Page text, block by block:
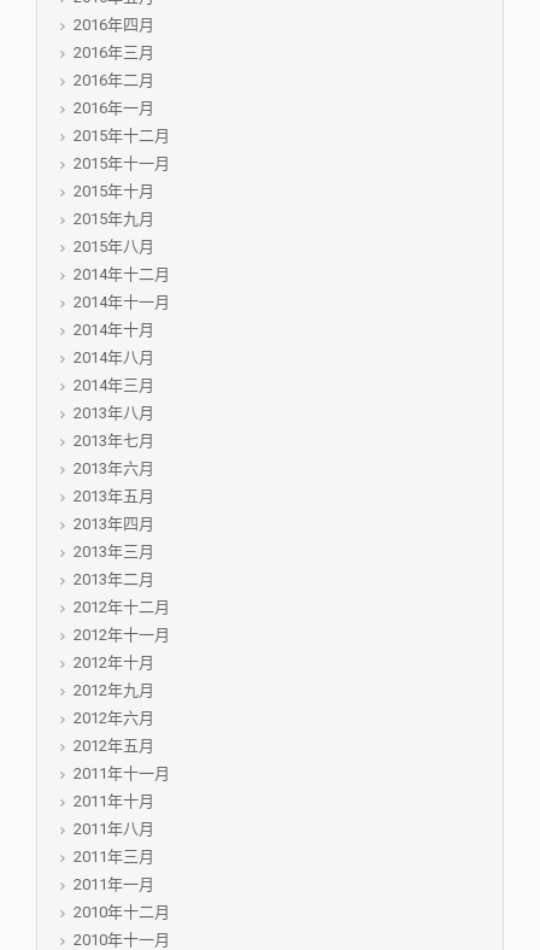
2016年四月
2016年三月
2016年二月
2016年一月
2015年十二月
2015年十一月
2015年十月
2015年九月
2015年八月
2014年十二月
2014年十一月
2014年十月
2014年八月
2014年三月
2013年八月
2013年七月
2013年六月
2013年五月
2013年四月
2013年三月
2013年二月
2012年十二月
2012年十一月
2012年十月
2012年九月
2012年六月
2012年五月
2011年十一月
2011年十月
2011年八月
2011年三月
2011年一月
2010年十二月
2010年十一月